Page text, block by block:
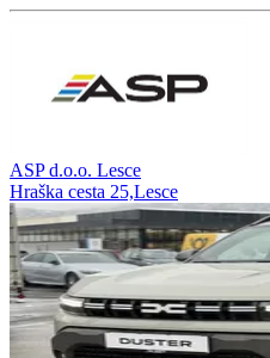
ASP d.o.o. Lesce
Hraška cesta 25,Lesce